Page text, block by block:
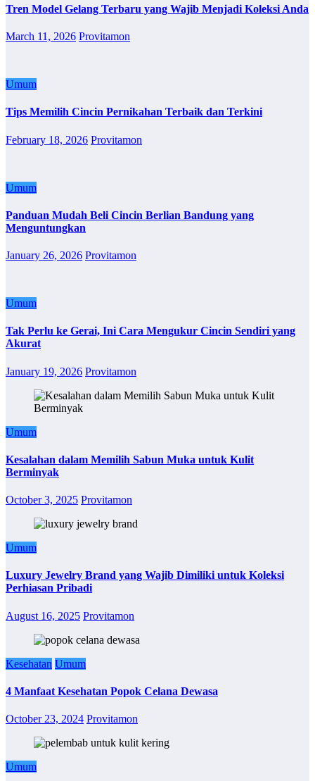
Tren Model Gelang Terbaru yang Wajib Menjadi Koleksi Anda
March 11, 2026 Provitamon
Umum
Tips Memilih Cincin Pernikahan Terbaik dan Terkini
February 18, 2026 Provitamon
Umum
Panduan Mudah Beli Cincin Berlian Bandung yang
Menguntungkan
January 26, 2026 Provitamon
Umum
Tak Perlu ke Gerai, Ini Cara Mengukur Cincin Sendiri yang
Akurat
January 19, 2026 Provitamon
Umum
Kesalahan dalam Memilih Sabun Muka untuk Kulit
Berminyak
October 3, 2025 Provitamon
Umum
Luxury Jewelry Brand yang Wajib Dimiliki untuk Koleksi
Perhiasan Pribadi
August 16, 2025 Provitamon
Kesehatan Umum
4 Manfaat Kesehatan Popok Celana Dewasa
October 23, 2024 Provitamon
Umum